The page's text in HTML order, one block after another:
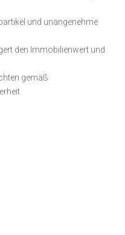
und unangenehme
den Immobilienwert und
gemäß